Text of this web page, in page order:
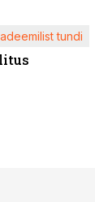
tundi